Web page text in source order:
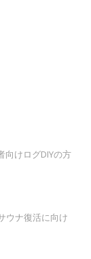
向けログDIYの方
ウナ復活に向け